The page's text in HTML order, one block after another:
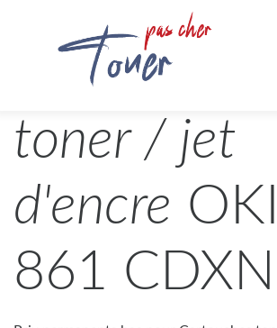
toner / jet
d'encre
861 CDXN